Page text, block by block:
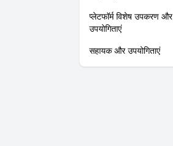
प्लेटफॉर्म विशेष उपकरण और
उपयोगिताएं
सहायक और उपयोगिताएं